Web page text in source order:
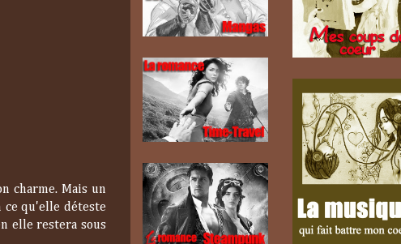
charme. Mais un
ce qu'elle déteste
elle restera sous